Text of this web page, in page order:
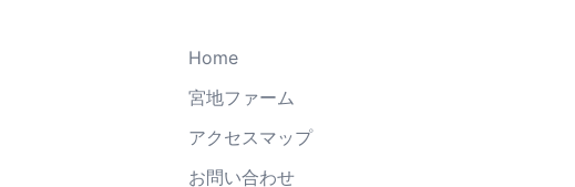
Home
宮地ファーム
アクセスマップ
お問い合わせ